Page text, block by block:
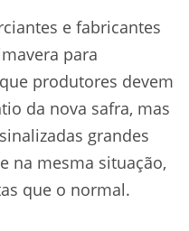
e fabricantes
para
produtores devem
da nova safra, mas
grandes
na mesma situação,
que o normal.